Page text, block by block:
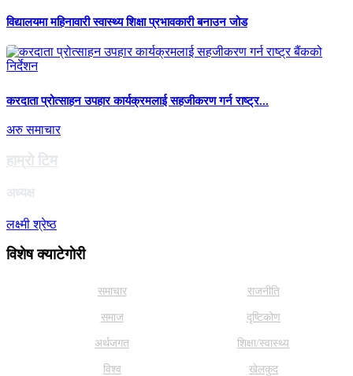
विद्यालयमा महिनावारी स्वास्थ्य शिक्षा प्रभावकारी बनाउन जोड
करदाता प्रोत्साहन उपहार कार्यक्रमलाई सहजीकरण गर्न राष्ट्र...
अरु समाचार
हाम्राे टिम
अध्यक्ष
लक्ष्मी श्रेष्ठ
विशेष क्याटेगाेरी
समाचार राजनीति
समाज दृष्टिकोण
अर्थजगत शिक्षा/स्वास्थ्य
विश्व खेलकुद